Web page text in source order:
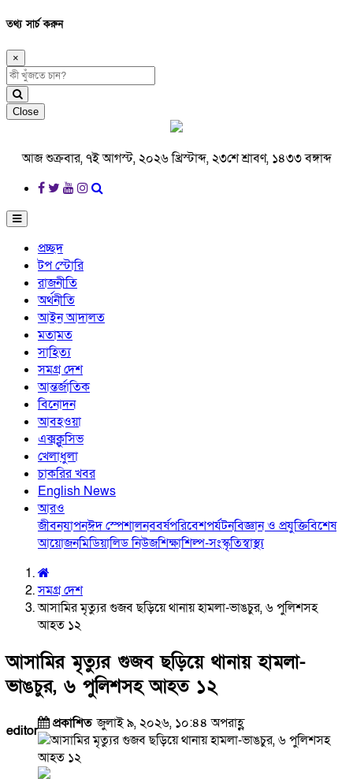
তথ্য সার্চ করুন
×
Close
আজ শুক্রবার, ৭ই আগস্ট, ২০২৬ খ্রিস্টাব্দ, ২৩শে শ্রাবণ, ১৪৩৩ বঙ্গাব্দ
প্রচ্ছদ
টপ স্টোরি
রাজনীতি
অর্থনীতি
আইন আদালত
মতামত
সাহিত্য
সমগ্র দেশ
আন্তর্জাতিক
বিনোদন
আবহওয়া
এক্সক্লুসিভ
খেলাধুলা
চাকরির খবর
English News
আরও
জীবনযাপনঈদ স্পেশালনববর্ষপরিবেশপর্যটনবিজ্ঞান ও প্রযুক্তিবিশেষ
আয়োজনমিডিয়ালিড নিউজশিক্ষাশিল্প-সংস্কৃতিস্বাস্থ্য
সমগ্র দেশ
আসামির মৃত্যুর গুজব ছড়িয়ে থানায় হামলা-ভাঙচুর, ৬ পুলিশসহ
আহত ১২
আসামির মৃত্যুর গুজব ছড়িয়ে থানায় হামলা-
ভাঙচুর, ৬ পুলিশসহ আহত ১২
editor প্রকাশিতজুলাই ৯, ২০২৬, ১০:৪৪ অপরাহ্ণ